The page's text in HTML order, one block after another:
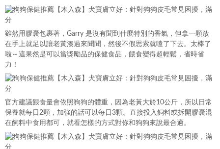
雖然用膠囊包裹著，Garry 是沒有聞到什麼特別的香氣，但拿一顆放
在手上就足以讓老黃湊過來聞聞，然後不假思索就嗑了下去。太棒了
啦～這果然是可以當獎勵品的保健食品，餵食變得超輕鬆，省時省
力！
官方建議餵食量會依照狗狗的體重，因為老黃大於10公斤，所以日常
保養就每日2顆，加強的話可以每日3顆。直接投入飼料或拆開膠囊混
在飼料中食用都可，就看怎樣的方式對你和狗狗來說最合適。